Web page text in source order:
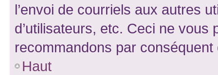
l’envoi de courriels aux autres
d’utilisateurs, etc. Ceci ne vous
recommandons par conséquent
Haut